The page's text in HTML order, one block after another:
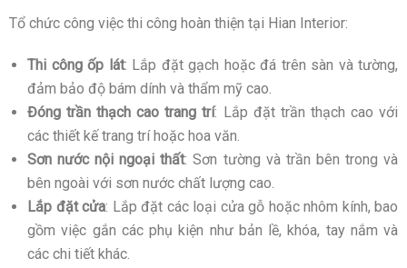
Tổ chức công việc thi công hoàn thiện tại Hian Interior:
Thi công ốp lát: Lắp đặt gạch hoặc đá trên sàn và tường,
đảm bảo độ bám dính và thẩm mỹ cao.
Đóng trần thạch cao trang trí: Lắp đặt trần thạch cao với
các thiết kế trang trí hoặc hoa văn.
Sơn nước nội ngoại thất: Sơn tường và trần bên trong và
bên ngoài với sơn nước chất lượng cao.
Lắp đặt cửa: Lắp đặt các loại cửa gỗ hoặc nhôm kính, bao
gồm việc gắn các phụ kiện như bản lề, khóa, tay nắm và
các chi tiết khác.